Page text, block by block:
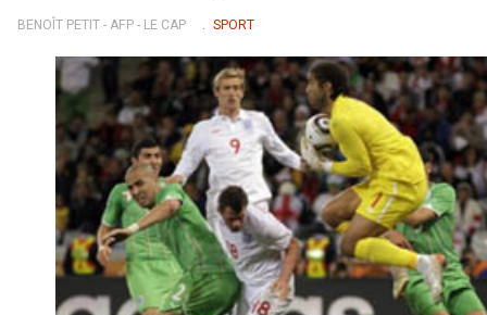
BENOÎT PETIT - AFP - LE CAP SPORT